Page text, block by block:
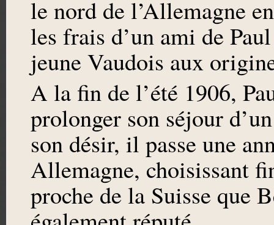
le nord de l’Allemagne
les frais d’un ami de
jeune Vaudois aux
A la fin de l’été 1906,
prolonger son séjour
son désir, il passe une
Allemagne, choisissant
proche de la Suisse que